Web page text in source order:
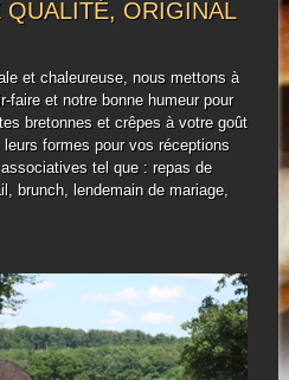
QUALITÉ, ORIGINAL
et chaleureuse, nous mettons à
faire et notre bonne humeur pour
bretonnes et crêpes à votre goût
formes pour vos réceptions
tel que : repas de
brunch, lendemain de mariage,